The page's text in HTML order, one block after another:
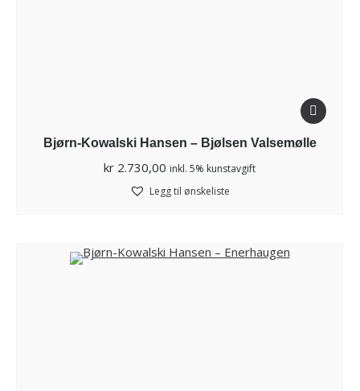
Bjørn-Kowalski Hansen – Bjølsen Valsemølle
kr 2.730,00 inkl. 5% kunstavgift
Legg til ønskeliste